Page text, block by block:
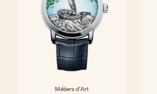
Métiers d'Art